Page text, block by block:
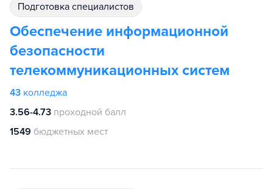
подготовка специалистов
Обеспечение информационной
безопасности
телекоммуникационных систем
43 колледжа
3.56-4.73 проходной балл
1549 бюджетных мест